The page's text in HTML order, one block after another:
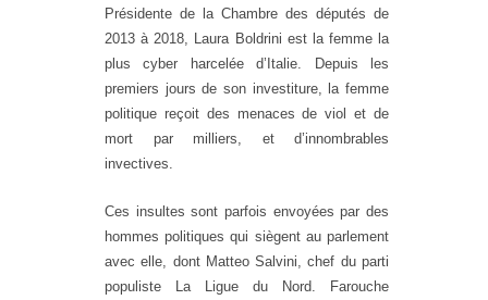
Présidente de la Chambre des députés de
2013 à 2018, Laura Boldrini est la femme la
plus cyber harcelée d’Italie. Depuis les
premiers jours de son investiture, la femme
politique reçoit des menaces de viol et de
mort par milliers, et d’innombrables
invectives.
Ces insultes sont parfois envoyées par des
hommes politiques qui siègent au parlement
avec elle, dont Matteo Salvini, chef du parti
populiste La Ligue du Nord. Farouche